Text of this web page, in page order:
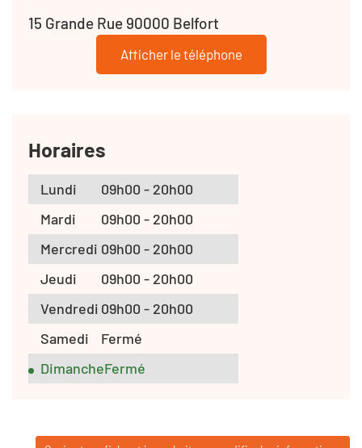
15 Grande Rue 90000 Belfort
Afficher le téléphone
Horaires
Lundi
09h00 - 20h00
Mardi
09h00 - 20h00
Mercredi 09h00 - 20h00
Jeudi
09h00 - 20h00
Vendredi 09h00 - 20h00
Samedi
Fermé
DimancheFermé